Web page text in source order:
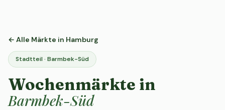
← Alle Märkte in Hamburg
Stadtteil · Barmbek-Süd
Wochenmärkte in
Barmbek-Süd